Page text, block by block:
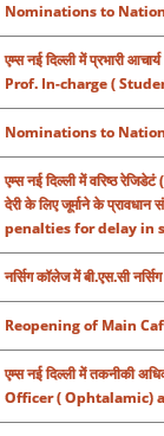
Nominations to
एम्स नई दिल्ली में प्रभारी
Prof. In-charge (
Nominations to
एम्स नई दिल्ली में वरिष्ठ
देरी के लिए जूर्माने के
penalties for delay in
नर्सिग कॉलेज में बी.एस.सी
Reopening of Main
एम्स नई दिल्ली में तकनीकी
Officer ( Ophtalamic)